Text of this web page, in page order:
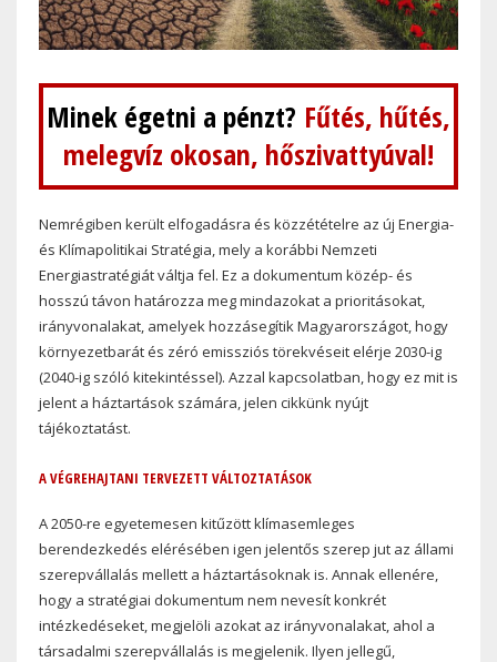
Minek égetni a pénzt? Fűtés, hűtés,
melegvíz okosan, hőszivattyúval!
Nemrégiben került elfogadásra és közzétételre az új Energia-
és Klímapolitikai Stratégia, mely a korábbi Nemzeti
Energiastratégiát váltja fel. Ez a dokumentum közép- és
hosszú távon határozza meg mindazokat a prioritásokat,
irányvonalakat, amelyek hozzásegítik Magyarországot, hogy
környezetbarát és zéró emissziós törekvéseit elérje 2030-ig
(2040-ig szóló kitekintéssel). Azzal kapcsolatban, hogy ez mit is
jelent a háztartások számára, jelen cikkünk nyújt
tájékoztatást.
A VÉGREHAJTANI TERVEZETT VÁLTOZTATÁSOK
A 2050-re egyetemesen kitűzött klímasemleges
berendezkedés elérésében igen jelentős szerep jut az állami
szerepvállalás mellett a háztartásoknak is. Annak ellenére,
hogy a stratégiai dokumentum nem nevesít konkrét
intézkedéseket, megjelöli azokat az irányvonalakat, ahol a
társadalmi szerepvállalás is megjelenik. Ilyen jellegű,